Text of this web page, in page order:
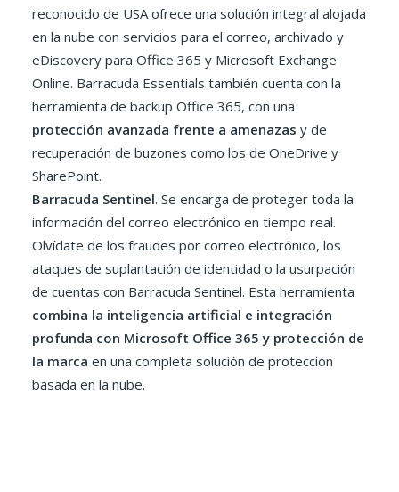
reconocido de USA ofrece una solución integral alojada
en la nube con servicios para el correo, archivado y
eDiscovery para Office 365 y Microsoft Exchange
Online. Barracuda Essentials también cuenta con la
herramienta de backup Office 365, con una
protección avanzada frente a amenazas y de
recuperación de buzones como los de OneDrive y
SharePoint.
Barracuda Sentinel. Se encarga de proteger toda la
información del correo electrónico en tiempo real.
Olvídate de los fraudes por correo electrónico, los
ataques de suplantación de identidad o la usurpación
de cuentas con Barracuda Sentinel. Esta herramienta
combina la inteligencia artificial e integración
profunda con Microsoft Office 365 y protección de
la marca en una completa solución de protección
basada en la nube.